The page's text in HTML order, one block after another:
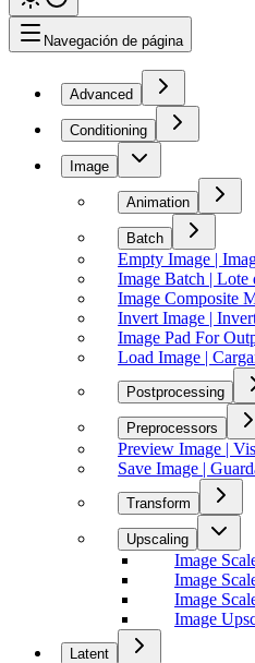
Navegación de página
Advanced
Conditioning
Image
Animation
Batch
Empty Image |
Image Batch | Lote
Image Composite
Invert Image |
Image Pad For
Load Image |
Postprocessing
Preprocessors
Preview Image |
Save Image |
Transform
Upscaling
Image
Image
Image
Image
Latent